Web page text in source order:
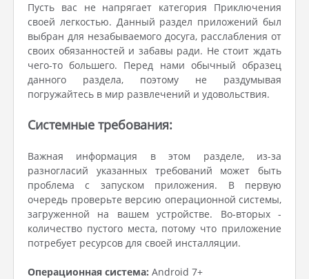
Пусть вас не напрягает категория Приключения
своей легкостью. Данный раздел приложений был
выбран для незабываемого досуга, расслабления от
своих обязанностей и забавы ради. Не стоит ждать
чего-то большего. Перед нами обычный образец
данного раздела, поэтому не раздумывая
погружайтесь в мир развлечений и удовольствия.
Системные требования:
Важная информация в этом разделе, из-за
разногласий указанных требований может быть
проблема с запуском приложения. В первую
очередь проверьте версию операционной системы,
загруженной на вашем устройстве. Во-вторых -
количество пустого места, потому что приложение
потребует ресурсов для своей инсталляции.
Операционная система: Android 7+